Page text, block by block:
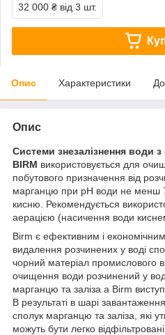
32 000 ₴ від 3 шт.
Опис Характеристики
Опис
Системи знезалізнення води
BIRM використовується для
побутового призначення від
марганцю при рН води не менш
кисню. Рекомендується
аерацією (насичення води
Birm є ефективним і
видалення розчинених у воді
чорний матеріал промислового
очищення води розчинений у
марганцю та заліза а Birm
В результаті в шарі
сполук марганцю та заліза, які
можуть бути легко